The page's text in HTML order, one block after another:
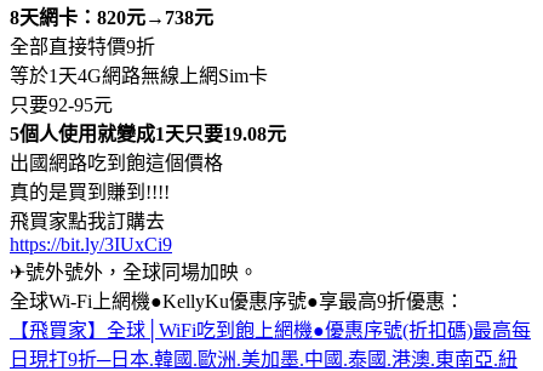
8天網卡：820元→738元
全部直接特價9折
等於1天4G網路無線上網Sim卡
只要92-95元
5個人使用就變成1天只要19.08元
出國網路吃到飽這個價格
真的是買到賺到!!!!
飛買家點我訂購去
https://bit.ly/3IUxCi9
✈號外號外，全球同場加映。
全球Wi-Fi上網機●KellyKu優惠序號●享最高9折優惠：
【飛買家】全球│WiFi吃到飽上網機●優惠序號(折扣碼)最高每
日現打9折─日本.韓國.歐洲.美加墨.中國.泰國.港澳.東南亞.紐